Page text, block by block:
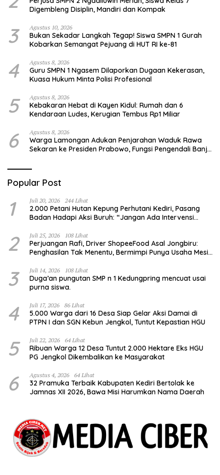
Digembleng Disiplin, Mandiri dan Kompak
3 Agustus 10, 2026
Bukan Sekadar Langkah Tegap! Siswa SMPN 1 Gurah
Kobarkan Semangat Pejuang di HUT RI ke-81
4 Agustus 8, 2026
Guru SMPN 1 Ngasem Dilaporkan Dugaan Kekerasan,
Kuasa Hukum Minta Polisi Profesional
5 Agustus 8, 2026
Kebakaran Hebat di Kayen Kidul: Rumah dan 6
Kendaraan Ludes, Kerugian Tembus Rp1 Miliar
6 Agustus 8, 2026
Warga Lamongan Adukan Penjarahan Waduk Rawa
Sekaran ke Presiden Prabowo, Fungsi Pengendali Banjir
Popular Post
1 Juli 20, 2026 244 Lihat
2.000 Petani Hutan Kepung Perhutani Kediri, Pasang
Badan Hadapi Aksi Buruh: “Jangan Ada Intervensi
2 Juli 25, 2026 108 Lihat
Perjuangan Rafi, Driver ShopeeFood Asal Jongbiru:
Penghasilan Tak Menentu, Bermimpi Punya Usaha Mesin
3 Juli 14, 2026 108 Lihat
Duga’an pungutan SMP n 1 Kedungpring mencuat usai
purna siswa.
4 Juli 17, 2026 86 Lihat
5.000 Warga dari 16 Desa Siap Gelar Aksi Damai di
PTPN I dan SGN Kebun Jengkol, Tuntut Kepastian HGU
5 Juli 22, 2026 64 Lihat
Ribuan Warga 12 Desa Tuntut 2.000 Hektare Eks HGU
PG Jengkol Dikembalikan ke Masyarakat
6 Agustus 4, 2026 64 Lihat
32 Pramuka Terbaik Kabupaten Kediri Bertolak ke
Jamnas XII 2026, Bawa Misi Harumkan Nama Daerah